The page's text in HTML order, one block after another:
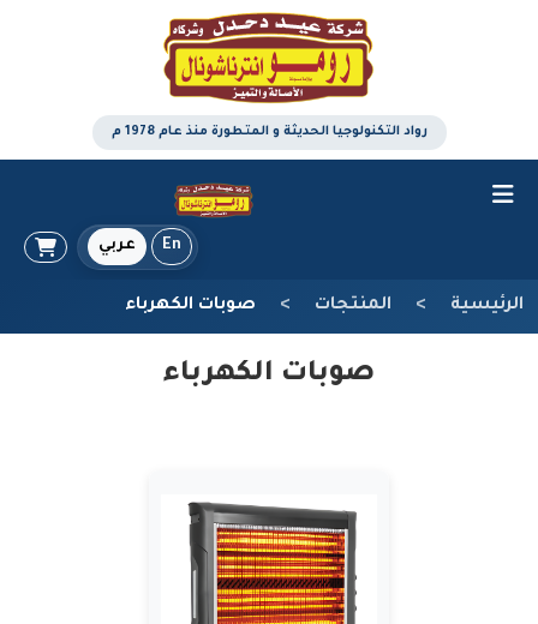
رواد التكنولوجيا الحديثة و المتطورة منذ عام 1978 م
En عربي
الرئيسية المنتجات صوبات الكهرباء
صوبات الكهرباء